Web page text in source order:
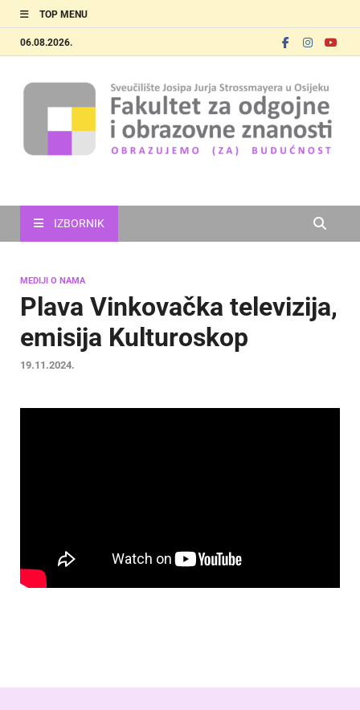
TOP MENU
06.08.2026.
IZBORNIK
MEDIJI O NAMA
Plava Vinkovačka televizija,
emisija Kulturoskop
19.11.2024.